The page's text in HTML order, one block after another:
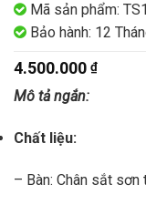
Mã sản phẩm:
Bảo hành: 12
4.500.000 ₫
Mô tả ngắn:
Chất liệu:
– Bàn: Chân sắt sơn